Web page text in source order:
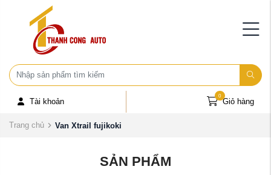
Tài khoản Giỏ hàng
0
Trang chủ Van Xtrail fujikoki
SẢN PHẨM